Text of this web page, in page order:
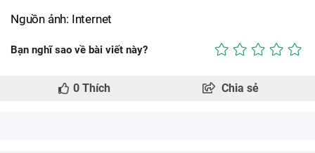
Nguồn ảnh: Internet
Bạn nghĩ sao về bài viết này?
0 Thích Chia sẻ